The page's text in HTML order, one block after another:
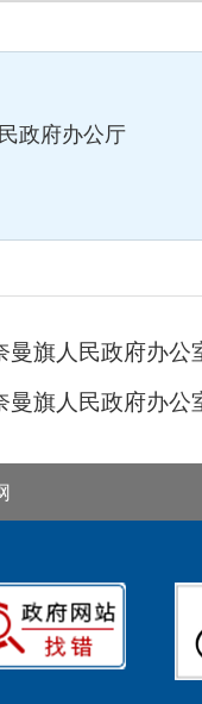
政府办公厅